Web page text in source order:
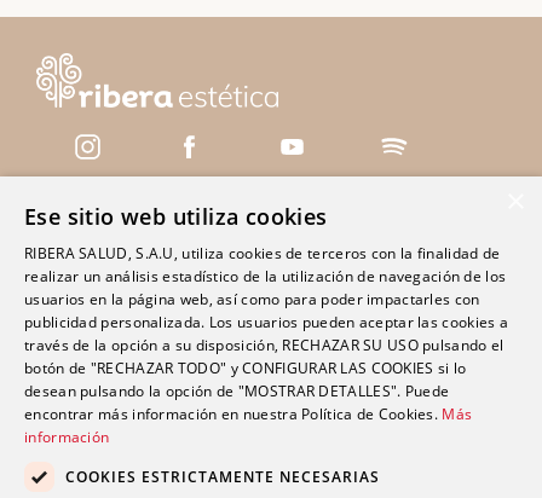
Centros
Clínica Polusa Santo Domingo
Clínica Ribera Ciudad Quesada
Clínica Ribera Cartagena
Clínica Ribera Mestalla
Ese sitio web utiliza cookies
RIBERA SALUD, S.A.U, utiliza cookies de terceros con la finalidad de
realizar un análisis estadístico de la utilización de navegación de los
usuarios en la página web, así como para poder impactarles con
publicidad personalizada. Los usuarios pueden aceptar las cookies a
través de la opción a su disposición, RECHAZAR SU USO pulsando el
botón de "RECHAZAR TODO" y CONFIGURAR LAS COOKIES si lo
desean pulsando la opción de "MOSTRAR DETALLES". Puede
encontrar más información en nuestra Política de Cookies. Más
información
COOKIES ESTRICTAMENTE NECESARIAS